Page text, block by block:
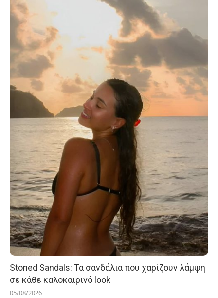
Stoned Sandals: Τα σανδάλια που χαρίζουν λάμψη
σε κάθε καλοκαιρινό look
05/08/2026